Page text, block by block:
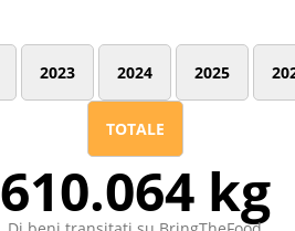
2023 2024 2025
TOTALE
610.064 kg